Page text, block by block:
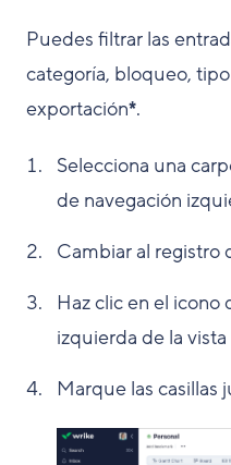
Puedes filtrar las
categoría, bloqueo,
exportación*.
Selecciona una
de navegación
Cambiar al registro
Haz clic en el icono
izquierda de la
Marque las casillas